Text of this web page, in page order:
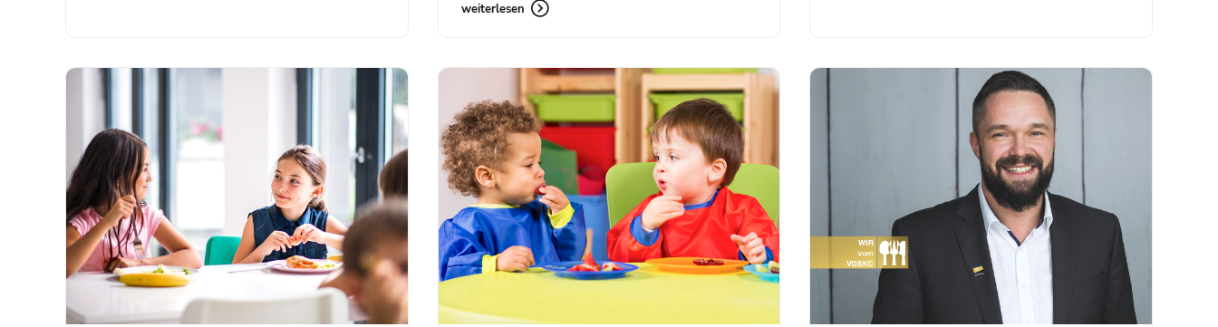
weiterlesen